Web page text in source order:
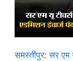
समस्तीपुर: सर